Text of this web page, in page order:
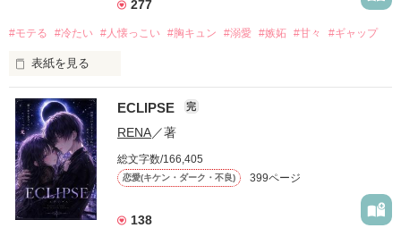
277
#モテる #冷たい #人懐っこい #胸キュン #溺愛 #嫉妬 #甘々 #ギャップ
表紙を見る
「好きだったから、別れを選んだ。」
モテる人を好きになるのが怖かった。
だから私は、中学時代に大好きだった彼を自分から振った。
もう会うことはないと思っていたのに、
高校生になって再会した彼は、隣の学校で”王子様”と呼ばれる
ECLIPSE 完
RENA／著
総文字数/166,405
恋愛(キケン・ダーク・不良) 399ページ
138